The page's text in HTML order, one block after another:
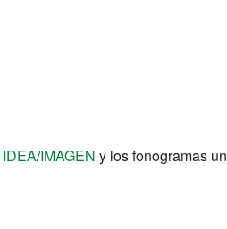
IDEA/IMAGEN y los fonogramas un